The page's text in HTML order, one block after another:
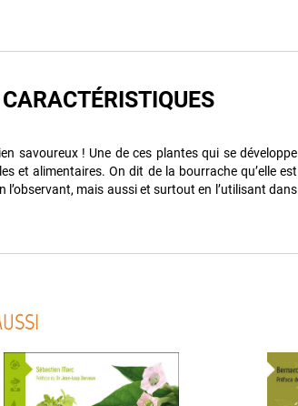
CARACTÉRISTIQUES
savoureux ! Une de ces plantes qui se développe
et alimentaires. On dit de la bourrache qu’elle est
l’observant, mais aussi et surtout en l’utilisant dans